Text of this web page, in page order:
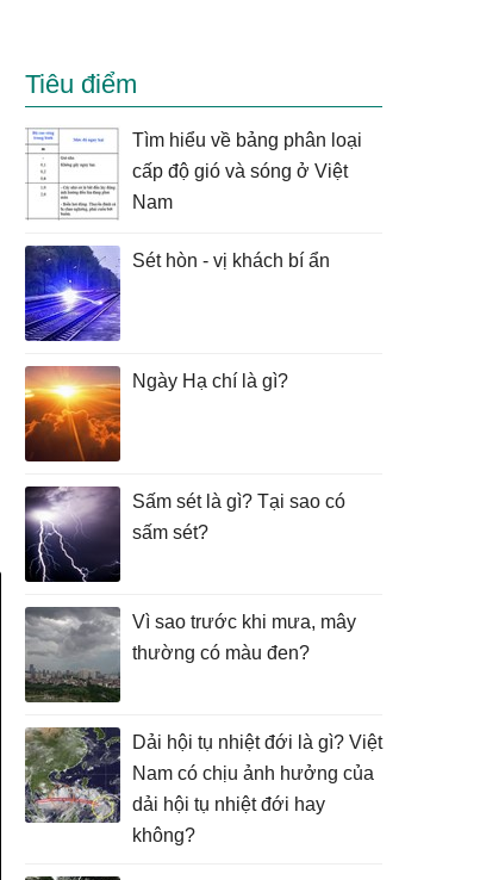
Tiêu điểm
Tìm hiểu về bảng phân loại
cấp độ gió và sóng ở Việt
Nam
Sét hòn - vị khách bí ẩn
Ngày Hạ chí là gì?
Sấm sét là gì? Tại sao có
sấm sét?
Vì sao trước khi mưa, mây
thường có màu đen?
Dải hội tụ nhiệt đới là gì? Việt
Nam có chịu ảnh hưởng của
dải hội tụ nhiệt đới hay
không?